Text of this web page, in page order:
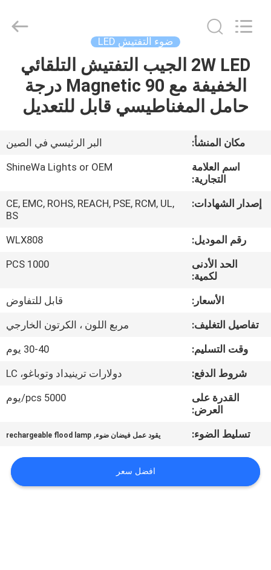
المنزل
المنتجات
فيديوهات
المصنع
مراقبة
الجودة
اتصل
القضايا
Reserved.
ضوء التفتيش LED
2W LED الجيب التفتيش التلقائي
الخفيفة مع Magnetic 90 درجة
حامل المغناطيسي قابل للتعديل
مكان المنشأ:
البر الرئيسي في الصين
اسم العلامة
التجارية:
ShineWa Lights or OEM
إصدار الشهادات:
CE, EMC, ROHS, REACH, PSE, RCM, UL,
BS
رقم الموديل:
WLX808
الحد الأدنى
لكمية:
1000 PCS
الأسعار:
قابل للتفاوض
تفاصيل التغليف:
مربع اللون ، الكرتون الخارجي
وقت التسليم:
30-40 يوم
شروط الدفع:
دولارات ترينيداد وتوباغو، LC
القدرة على
العرض:
5000 pcs/يوم
تسليط الضوء: يقود عمل فيضان ضوء,
rechargeable flood lamp
افضل سعر